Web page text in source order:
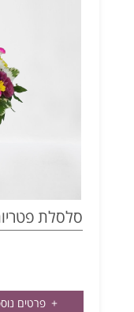
סלסלת
+ פרטים